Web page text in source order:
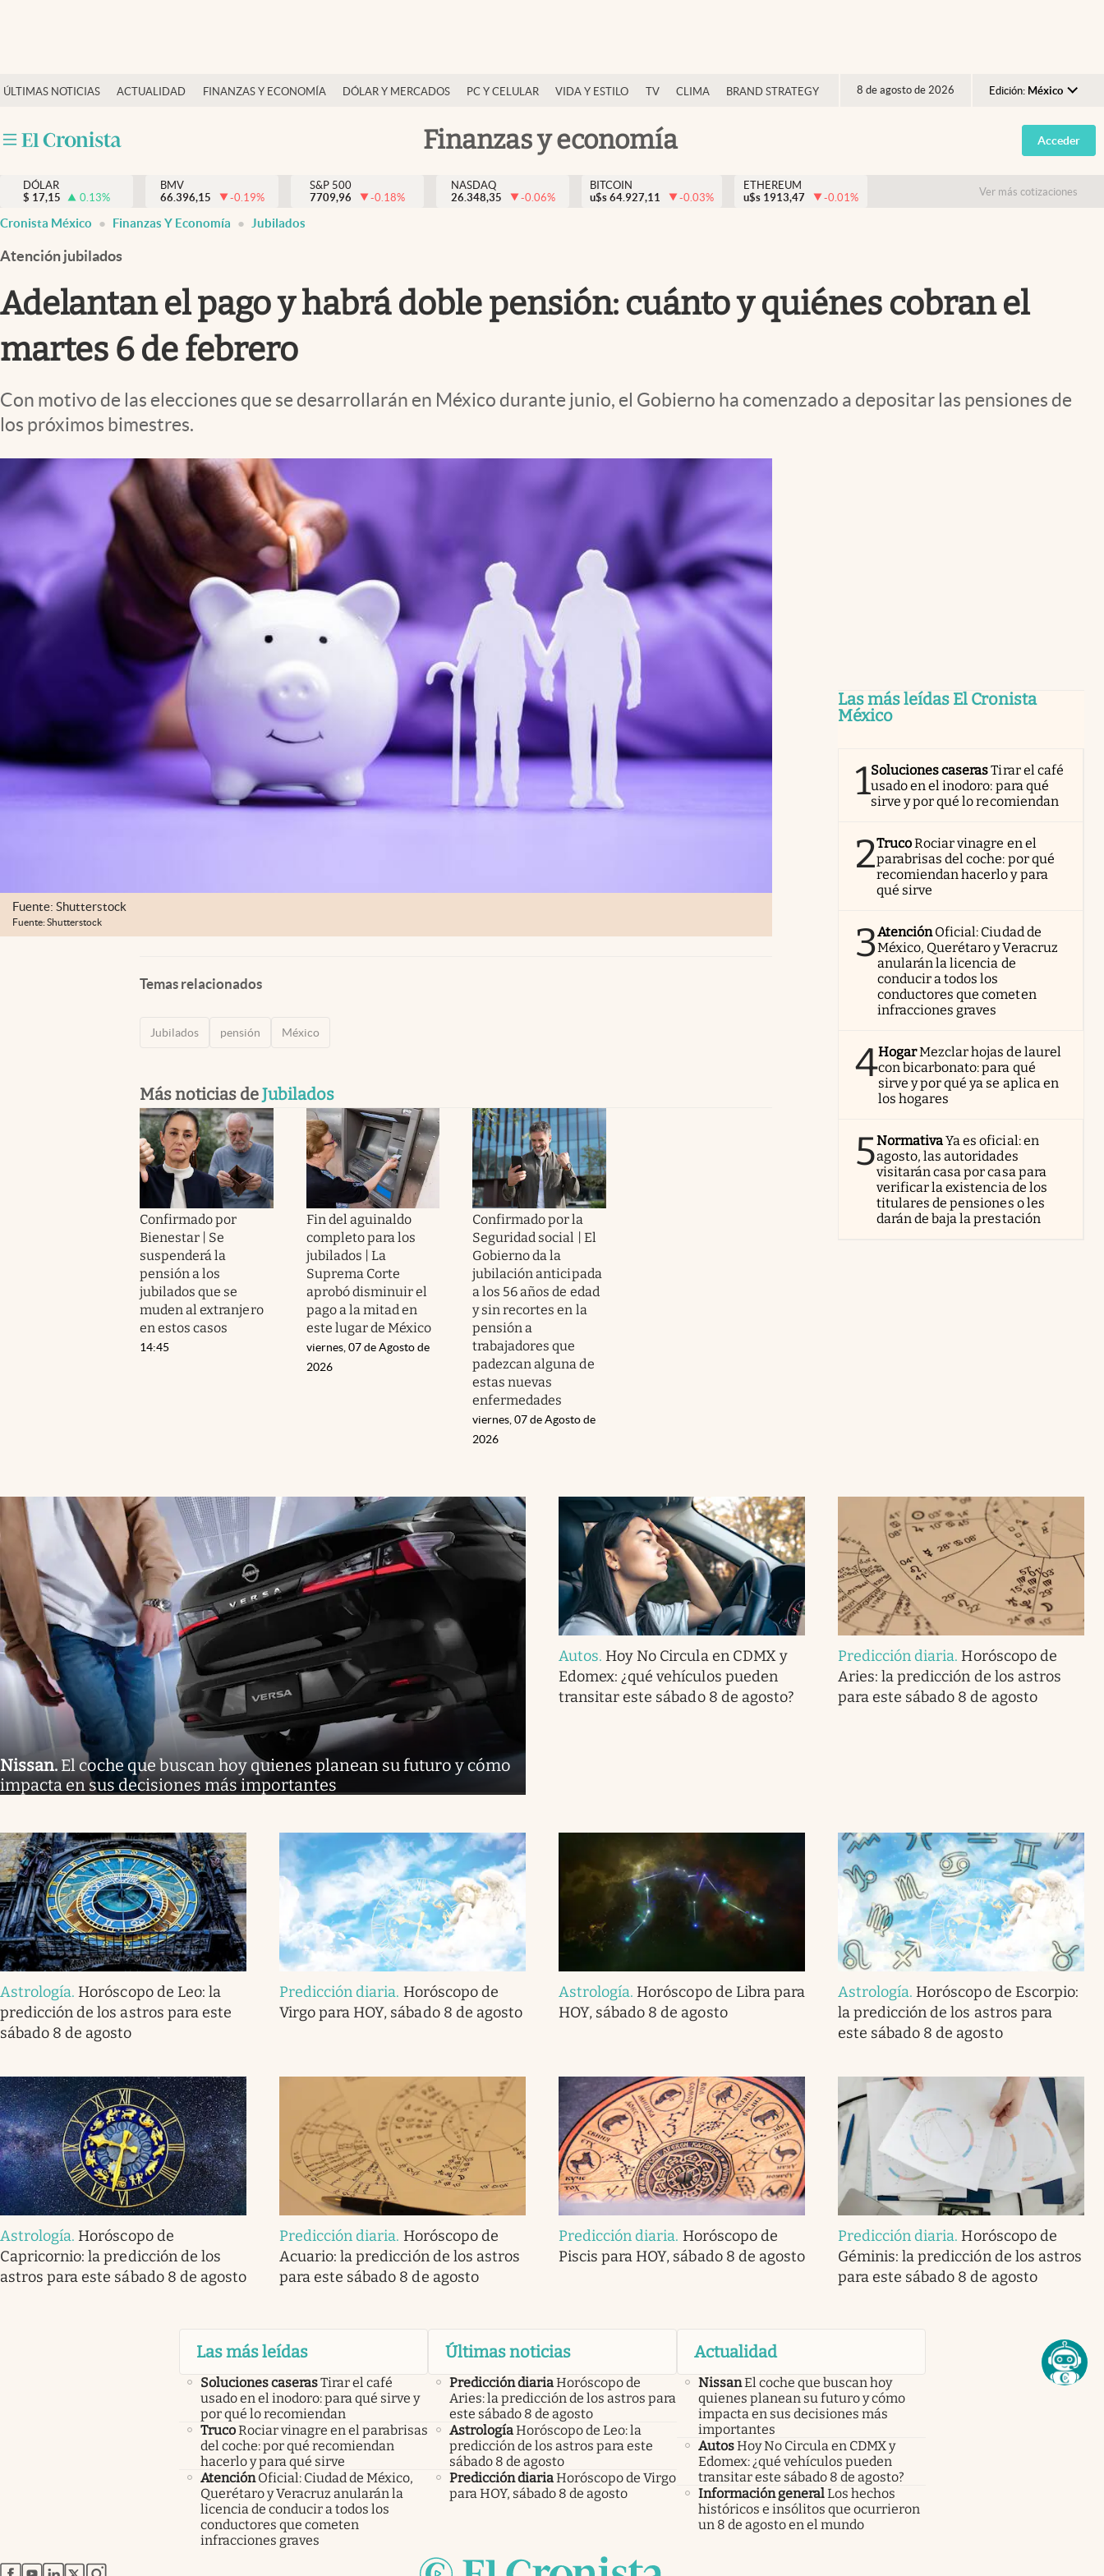
ÚLTIMAS NOTICIAS ACTUALIDAD FINANZAS Y ECONOMÍA DÓLAR Y MERCADOS PC Y CELULAR VIDA Y ESTILO TV CLIMA BRAND STRATEGY 8 de agosto de 2026 Edición: México
Argentina
España
USA
Finanzas y economía
Actualidad
Internacionales
Opinión
Brand Strategy
Vida y estilo
Tv
Espiritualidad
abre en nueva pestaña
Acceder
DÓLAR
$ 17,15 0.13%
BMV
66.396,15
-0.19%
S&P 500
7709,96
-0.18%
NASDAQ
26.348,35
-0.06%
BITCOIN
u$s 64.927,11 -0.03%
ETHEREUM
u$s 1913,47 -0.01% Ver más cotizaciones
Cronista México Finanzas Y Economía Jubilados
Atención jubilados
Adelantan el pago y habrá doble pensión: cuánto y quiénes cobran el
martes 6 de febrero
Con motivo de las elecciones que se desarrollarán en México durante junio, el Gobierno ha comenzado a depositar las pensiones de
los próximos bimestres.
Fuente: Shutterstock
Fuente: Shutterstock
Temas relacionados
Jubilados pensión México
Más noticias deJubilados
Confirmado por
Bienestar | Se
suspenderá la
pensión a los
jubilados que se
muden al extranjero
en estos casos
14:45
Fin del aguinaldo
completo para los
jubilados | La
Suprema Corte
aprobó disminuir el
pago a la mitad en
este lugar de México
viernes, 07 de Agosto de
2026
Confirmado por la
Seguridad social | El
Gobierno da la
jubilación anticipada
a los 56 años de edad
y sin recortes en la
pensión a
trabajadores que
padezcan alguna de
estas nuevas
enfermedades
viernes, 07 de Agosto de
2026
Las más leídas El Cronista
México
1Soluciones caserasTirar el café
usado en el inodoro: para qué
sirve y por qué lo recomiendan
2TrucoRociar vinagre en el
parabrisas del coche: por qué
recomiendan hacerlo y para
qué sirve
3AtenciónOficial: Ciudad de
México, Querétaro y Veracruz
anularán la licencia de
conducir a todos los
conductores que cometen
infracciones graves
4HogarMezclar hojas de laurel
con bicarbonato: para qué
sirve y por qué ya se aplica en
los hogares
5NormativaYa es oficial: en
agosto, las autoridades
visitarán casa por casa para
verificar la existencia de los
titulares de pensiones o les
darán de baja la prestación
Nissan. El coche que buscan hoy quienes planean su futuro y cómo
impacta en sus decisiones más importantes
Autos. Hoy No Circula en CDMX y
Edomex: ¿qué vehículos pueden
transitar este sábado 8 de agosto?
Predicción diaria. Horóscopo de
Aries: la predicción de los astros
para este sábado 8 de agosto
Astrología. Horóscopo de Leo: la
predicción de los astros para este
sábado 8 de agosto
Predicción diaria. Horóscopo de
Virgo para HOY, sábado 8 de agosto
Astrología. Horóscopo de Libra para
HOY, sábado 8 de agosto
Astrología. Horóscopo de Escorpio:
la predicción de los astros para
este sábado 8 de agosto
Astrología. Horóscopo de
Capricornio: la predicción de los
astros para este sábado 8 de agosto
Predicción diaria. Horóscopo de
Acuario: la predicción de los astros
para este sábado 8 de agosto
Predicción diaria. Horóscopo de
Piscis para HOY, sábado 8 de agosto
Predicción diaria. Horóscopo de
Géminis: la predicción de los astros
para este sábado 8 de agosto
Las más leídas
Soluciones caserasTirar el café
usado en el inodoro: para qué sirve y
por qué lo recomiendan
TrucoRociar vinagre en el parabrisas
del coche: por qué recomiendan
hacerlo y para qué sirve
Atención Oficial: Ciudad de México,
Querétaro y Veracruz anularán la
licencia de conducir a todos los
conductores que cometen
infracciones graves
Últimas noticias
Predicción diariaHoróscopo de
Aries: la predicción de los astros para
este sábado 8 de agosto
AstrologíaHoróscopo de Leo: la
predicción de los astros para este
sábado 8 de agosto
Predicción diariaHoróscopo de Virgo
para HOY, sábado 8 de agosto
Actualidad
NissanEl coche que buscan hoy
quienes planean su futuro y cómo
impacta en sus decisiones más
importantes
AutosHoy No Circula en CDMX y
Edomex: ¿qué vehículos pueden
transitar este sábado 8 de agosto?
Información generalLos hechos
históricos e insólitos que ocurrieron
un 8 de agosto en el mundo
abre en nueva pestaña
abre en nueva pestaña
abre en nueva pestaña
abre en nueva pestaña
abre en nueva pestaña